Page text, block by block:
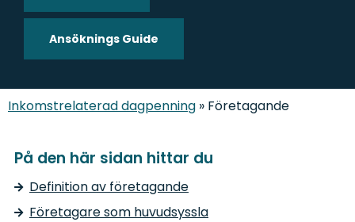
Ansöknings Guide
Inkomstrelaterad dagpenning » Företagande
På den här sidan hittar du
Definition av företagande
Företagare som huvudsyssla